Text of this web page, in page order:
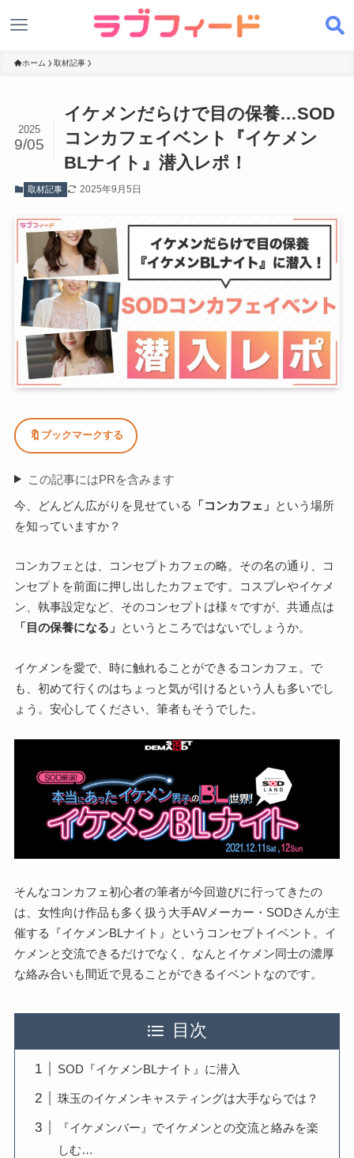
ホーム 取材記事
イケメンだらけで目の保養…SOD
コンカフェイベント『イケメン
BLナイト』潜入レポ！
2025
9/05
取材記事 2025年9月5日
🔖 ブックマークする
この記事にはPRを含みます
今、どんどん広がりを見せている 「コンカフェ」 という場所
を知っていますか？
コンカフェとは、コンセプトカフェの略。その名の通り、コ
ンセプトを前面に押し出したカフェです。コスプレやイケメ
ン、執事設定など、そのコンセプトは様々ですが、共通点は
「目の保養になる」 というところではないでしょうか。
イケメンを愛で、時に触れることができるコンカフェ。で
も、初めて行くのはちょっと気が引けるという人も多いでし
ょう。安心してください、筆者もそうでした。
そんなコンカフェ初心者の筆者が今回遊びに行ってきたの
は、女性向け作品も多く扱う大手AVメーカー・SODさんが主
催する『イケメンBLナイト』というコンセプトイベント。イ
ケメンと交流できるだけでなく、なんとイケメン同士の濃厚
な絡み合いも間近で見ることができるイベントなのです。
目次
SOD『イケメンBLナイト』に潜入
珠玉のイケメンキャスティングは大手ならでは？
『イケメンバー』でイケメンとの交流と絡みを楽
しむ…